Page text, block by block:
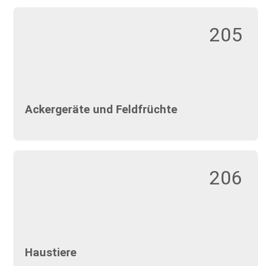
205
Ackergeräte und Feldfrüchte
206
Haustiere